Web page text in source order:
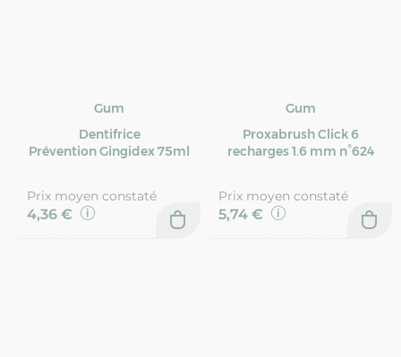
Gum
Dentifrice
Prévention Gingidex 75ml
Prix moyen constaté
4,36 €
Gum
Proxabrush Click 6
recharges 1.6 mm n°624
Prix moyen constaté
5,74 €